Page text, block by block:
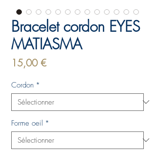
Bracelet cordon EYES
MATIASMA
15,00 €Prix
Cordon *
Forme oeil *